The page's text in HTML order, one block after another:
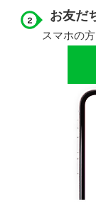
お友だ
スマホの